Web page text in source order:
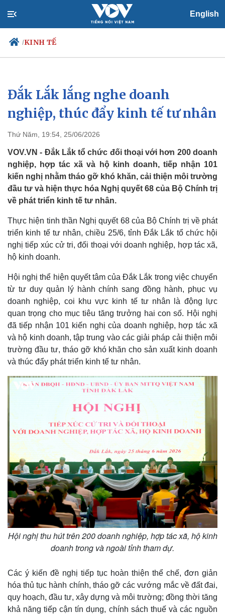
English
/KINH TẾ
Chính trị
Đảng
Tổ chức nhân sự
Nhận diện sự thật
Xã hội
Tin 24h
Dự báo thời tiết
Việc làm
Biển đảo
Đắk Lắk lắng nghe doanh
nghiệp, thúc đẩy kinh tế tư nhân
Thứ Năm, 19:54, 25/06/2026
VOV.VN - Đắk Lắk tổ chức đối thoại với hơn 200 doanh
nghiệp, hợp tác xã và hộ kinh doanh, tiếp nhận 101
kiến nghị nhằm tháo gỡ khó khăn, cải thiện môi trường
đầu tư và hiện thực hóa Nghị quyết 68 của Bộ Chính trị
về phát triển kinh tế tư nhân.
Thực hiện tinh thần Nghị quyết 68 của Bộ Chính trị về phát
triển kinh tế tư nhân, chiều 25/6, tỉnh Đắk Lắk tổ chức hội
nghị tiếp xúc cử tri, đối thoại với doanh nghiệp, hợp tác xã,
hộ kinh doanh.
Hội nghị thể hiện quyết tâm của Đắk Lắk trong việc chuyển
từ tư duy quản lý hành chính sang đồng hành, phục vụ
doanh nghiệp, coi khu vực kinh tế tư nhân là động lực
quan trọng cho mục tiêu tăng trưởng hai con số. Hội nghị
đã tiếp nhận 101 kiến nghị của doanh nghiệp, hợp tác xã
và hộ kinh doanh, tập trung vào các giải pháp cải thiện môi
trường đầu tư, tháo gỡ khó khăn cho sản xuất kinh doanh
và thúc đẩy phát triển kinh tế tư nhân.
Hội nghị thu hút trên 200 doanh nghiệp, hợp tác xã, hộ kinh
doanh trong và ngoài tỉnh tham dự.
Các ý kiến đề nghị tiếp tục hoàn thiện thể chế, đơn giản
hóa thủ tục hành chính, tháo gỡ các vướng mắc về đất đai,
quy hoạch, đầu tư, xây dựng và môi trường; đồng thời tăng
khả năng tiếp cận tín dụng, chính sách thuế và các nguồn